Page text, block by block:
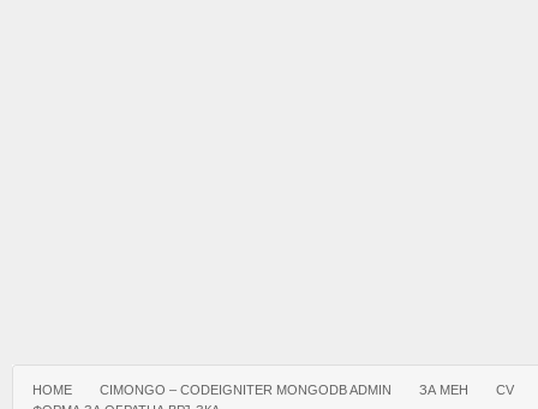
HOME CIMONGO – CODEIGNITER MONGODB ADMIN ЗА МЕН
CV